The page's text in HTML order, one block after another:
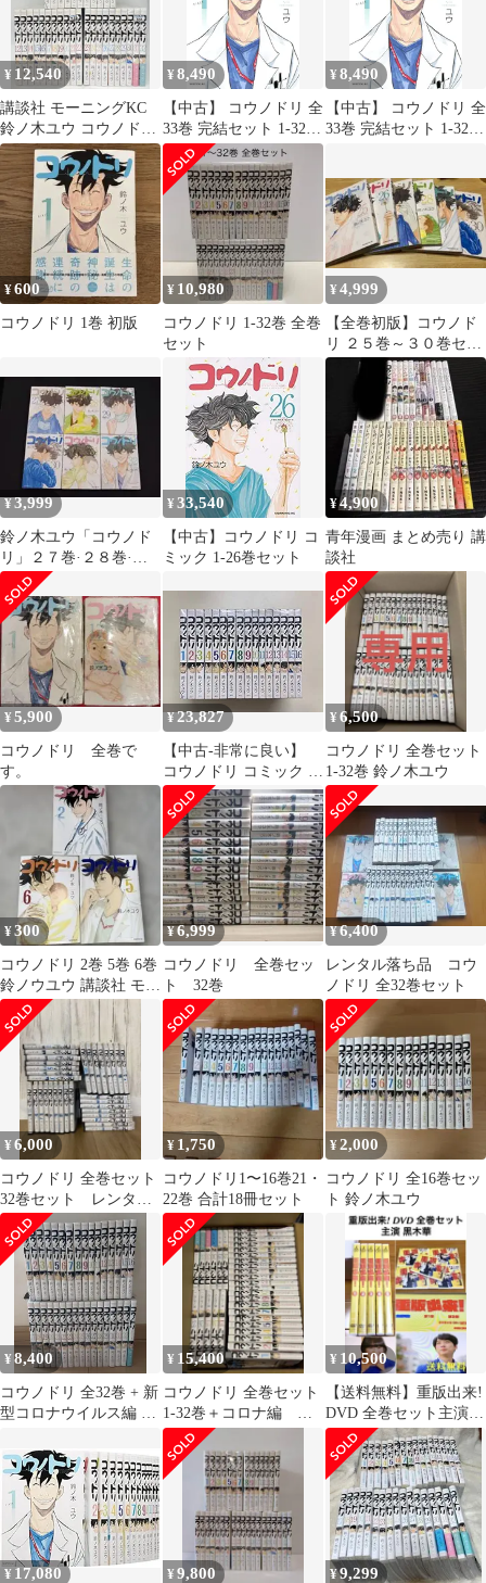
¥ 12,540
講談社 モーニングKC
鈴ノ木ユウ コウノドリ
全32巻 セット
¥8,490
【中古】 コウノドリ 全
33巻 完結セット 1-32巻
+ 新型コロナウイルス
編 [講談社 モーニング
KC] [レンタル落ち] [コ
ミック] [漫画]
¥8,490
【中古】 コウノドリ 全
33巻 完結セット 1-32巻
KC] [レンタル落ち] [コ
ミック] [漫画]
¥600
コウノドリ 1巻 初版
¥ 10,980
コウノドリ 1-32巻 全巻
セット
¥4,999
【全巻初版】コウノド
リ ２５巻～３０巻セッ
ト 鈴ノ木ユウ 講談社
¥3,999
鈴ノ木ユウ「コウノド
リ」２７巻·２８巻·２
９巻·３０巻·３１巻·３
２巻 計6冊
¥33,540
【中古】コウノドリ コ
ミック 1-26巻セット
¥4,900
青年漫画 まとめ売り 講
談社
¥5,900
コウノドリ 全巻で
す。
¥23,827
【中古-非常に良い】
コウノドリ コミック 1-
16巻セット (モーニン
グ KC)
¥6,500
コウノドリ 全巻セット
1-32巻 鈴ノ木ユウ
¥300
コウノドリ 2巻 5巻 6巻
鈴ノウユウ 講談社 モー
ニングKC
¥6,999
コウノドリ 全巻セッ
ト 32巻
¥6,400
レンタル落ち品 コウ
ノドリ 全32巻セット
¥6,000
コウノドリ 全巻セット
32巻セット レンタル
落ち
¥ 1,750
コウノドリ1〜16巻21・
22巻 合計18冊セット
¥2,000
コウノドリ 全16巻セッ
ト 鈴ノ木ユウ
¥8,400
コウノドリ 全32巻 + 新
型コロナウイルス編 全
¥ 15,400
コウノドリ 全巻セット
1-32巻＋コロナ編 鈴
ノ木ユウ
¥ 10,500
【送料無料】重版出来!
DVD 全巻セット主演
黒木華
¥ 17,080 ¥9,800 ¥9,299